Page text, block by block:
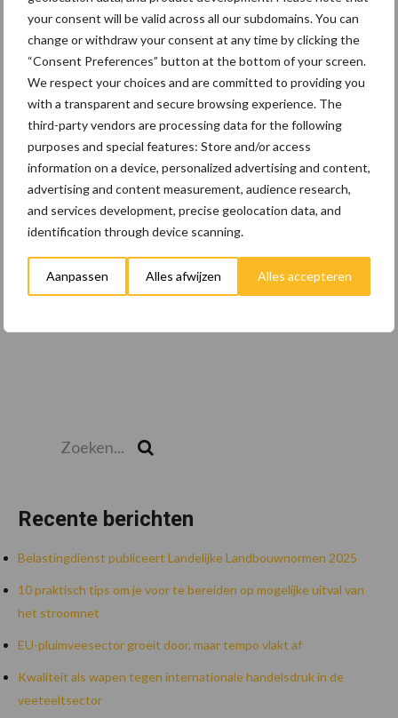
your consent will be valid across all our subdomains. You can
change or withdraw your consent at any time by clicking the
“Consent Preferences” button at the bottom of your screen.
We respect your choices and are committed to providing you
with a transparent and secure browsing experience. The
third-party vendors are processing data for the following
purposes and special features: Store and/or access
information on a device, personalized advertising and content,
advertising and content measurement, audience research,
and services development, precise geolocation data, and
identification through device scanning.
Aanpassen Alles afwijzen Alles accepteren
internationale handelsdruk in de
22 dec
BoerenPerspectief en Erfcoaching
Overijssel: ondersteuning bij grote
keuzes
Toon meer
Recente berichten
Belastingdienst publiceert Landelijke Landbouwnormen 2025
10 praktisch tips om je voor te bereiden op mogelijke uitval van
het stroomnet
EU-pluimveesector groeit door, maar tempo vlakt af
Kwaliteit als wapen tegen internationale handelsdruk in de
veeteeltsector